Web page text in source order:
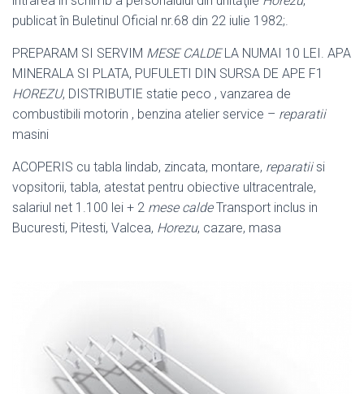
publicat în Buletinul Oficial nr.68 din 22 iulie 1982;.
PREPARAM SI SERVIM MESE CALDELA NUMAI 10 LEI. APA
MINERALA SI PLATA, PUFULETI DIN SURSA DE APE F1
HOREZU, DISTRIBUTIE statie peco , vanzarea de
combustibili motorin , benzina atelier service – reparatii
masini
ACOPERIS cu tabla lindab, zincata, montare, reparatiisi
vopsitorii, tabla, atestat pentru obiective ultracentrale,
salariul net 1.100 lei + 2 mese caldeTransport inclus in
Bucuresti, Pitesti, Valcea, Horezu, cazare, masa